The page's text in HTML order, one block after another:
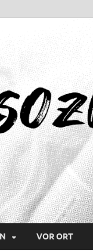
VOR ORT